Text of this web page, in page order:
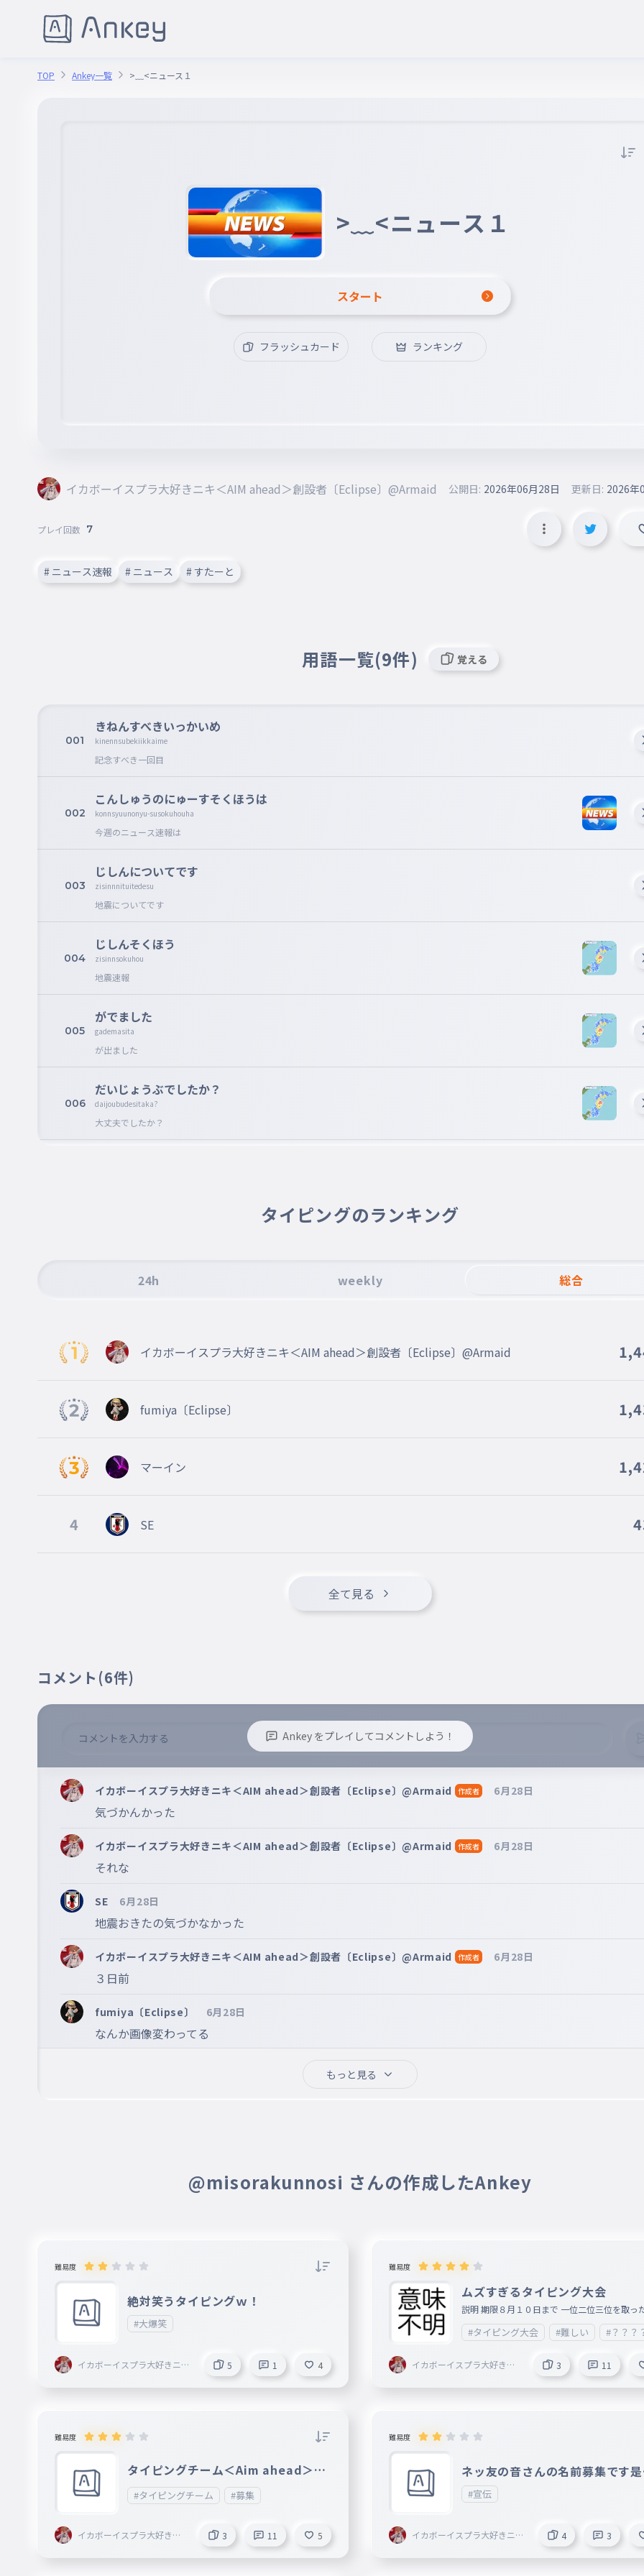
TOP Ankey一覧 >﹏<ニュース１
>﹏<ニュース１
スタート
フラッシュカード ランキング
イカボーイスプラ大好きニキ＜AIM ahead＞創設者〔Eclipse〕@Armaid 公開日: 2026年06月28日 更新日: 2026年
プレイ回数 7
# ニュース速報 # ニュース # すたーと
用語一覧(9件) 覚える
001
きねんすべきいっかいめ
kinennsubekiikkaime
記念すべき一回目
002
こんしゅうのにゅーすそくほうは
konnsyuunonyu-susokuhouha
今週のニュース速報は
003
じしんについてです
zisinnnituitedesu
地震についてです
004
じしんそくほう
zisinnsokuhou
地震速報
005
がでました
gademasita
が出ました
006
だいじょうぶでしたか？
daijoubudesitaka?
大丈夫でしたか？
ではまた来週
タイピングのランキング
24h weekly 総合
イカボーイスプラ大好きニキ＜AIM ahead＞創設者〔Eclipse〕@Armaid
fumiya〔Eclipse〕
マーイン
4 SE
全て見る
コメント (6件)
Ankey をプレイしてコメントしよう！
※コメントするには、ログインが必要です。
イカボーイスプラ大好きニキ＜AIM ahead＞創設者〔Eclipse〕@Armaid 作成者 6月28日
気づかんかった
イカボーイスプラ大好きニキ＜AIM ahead＞創設者〔Eclipse〕@Armaid 作成者 6月28日
それな
SE 6月28日
イカボーイスプラ大好きニキ＜AIM ahead＞創設者〔Eclipse〕@Armaid 作成者 6月28日
３日前
fumiya〔Eclipse〕 6月28日
なんか画像変わってる
もっと見る
@misorakunnosi さんの作成したAnkey
難易度
絶対笑うタイピングｗ！
#大爆笑
イカボーイスプラ大好きニキ
5 1 4
難易度
ムズすぎるタイピング大会
説明 期限８月１０日まで 一位二位三位を取っ
名前載せます １０位以内に入った人は全員必
ローします （制作者は入りません） 頑張って
#タイピング大会 #難しい #？？？
イカボーイスプラ大好きニ
3 11
難易度
タイピングチーム＜Aim ahead＞募
集！
#タイピングチーム #募集
イカボーイスプラ大好きニ
3 11 5
難易度
ネッ友の音さんの名前募集です
はいってやってください
#宣伝
イカボーイスプラ大好きニキ
4 3